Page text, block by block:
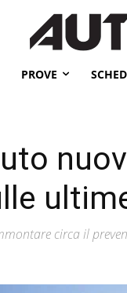
PROVE
circa il